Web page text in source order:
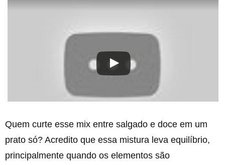
Quem curte esse mix entre salgado e doce em um
prato só? Acredito que essa mistura leva equilíbrio,
principalmente quando os elementos são